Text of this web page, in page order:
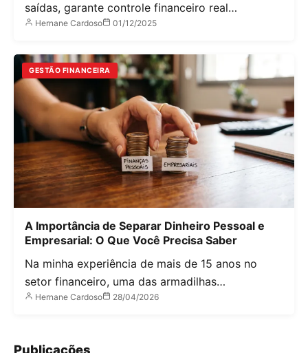
saídas, garante controle financeiro real…
Hernane Cardoso 01/12/2025
GESTÃO FINANCEIRA
A Importância de Separar Dinheiro Pessoal e
Empresarial: O Que Você Precisa Saber
Na minha experiência de mais de 15 anos no
setor financeiro, uma das armadilhas…
Hernane Cardoso 28/04/2026
Publicações